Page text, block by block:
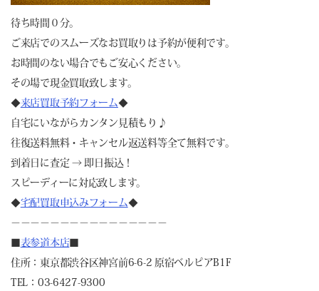
待ち時間０分。
ご来店でのスムーズなお買取りは予約が便利です。
お時間のない場合でもご安心ください。
その場で現金買取致します。
◆来店買取予約フォーム◆
自宅にいながらカンタン見積もり♪
往復送料無料・キャンセル返送料等全て無料です。
到着日に査定 → 即日振込！
スピーディーに対応致します。
◆宅配買取申込みフォーム◆
－－－－－－－－－－－－－－－－
表参道本店
住所：東京都渋谷区神宮前6-6-2 原宿ベルピアB1F
TEL：03-6427-9300